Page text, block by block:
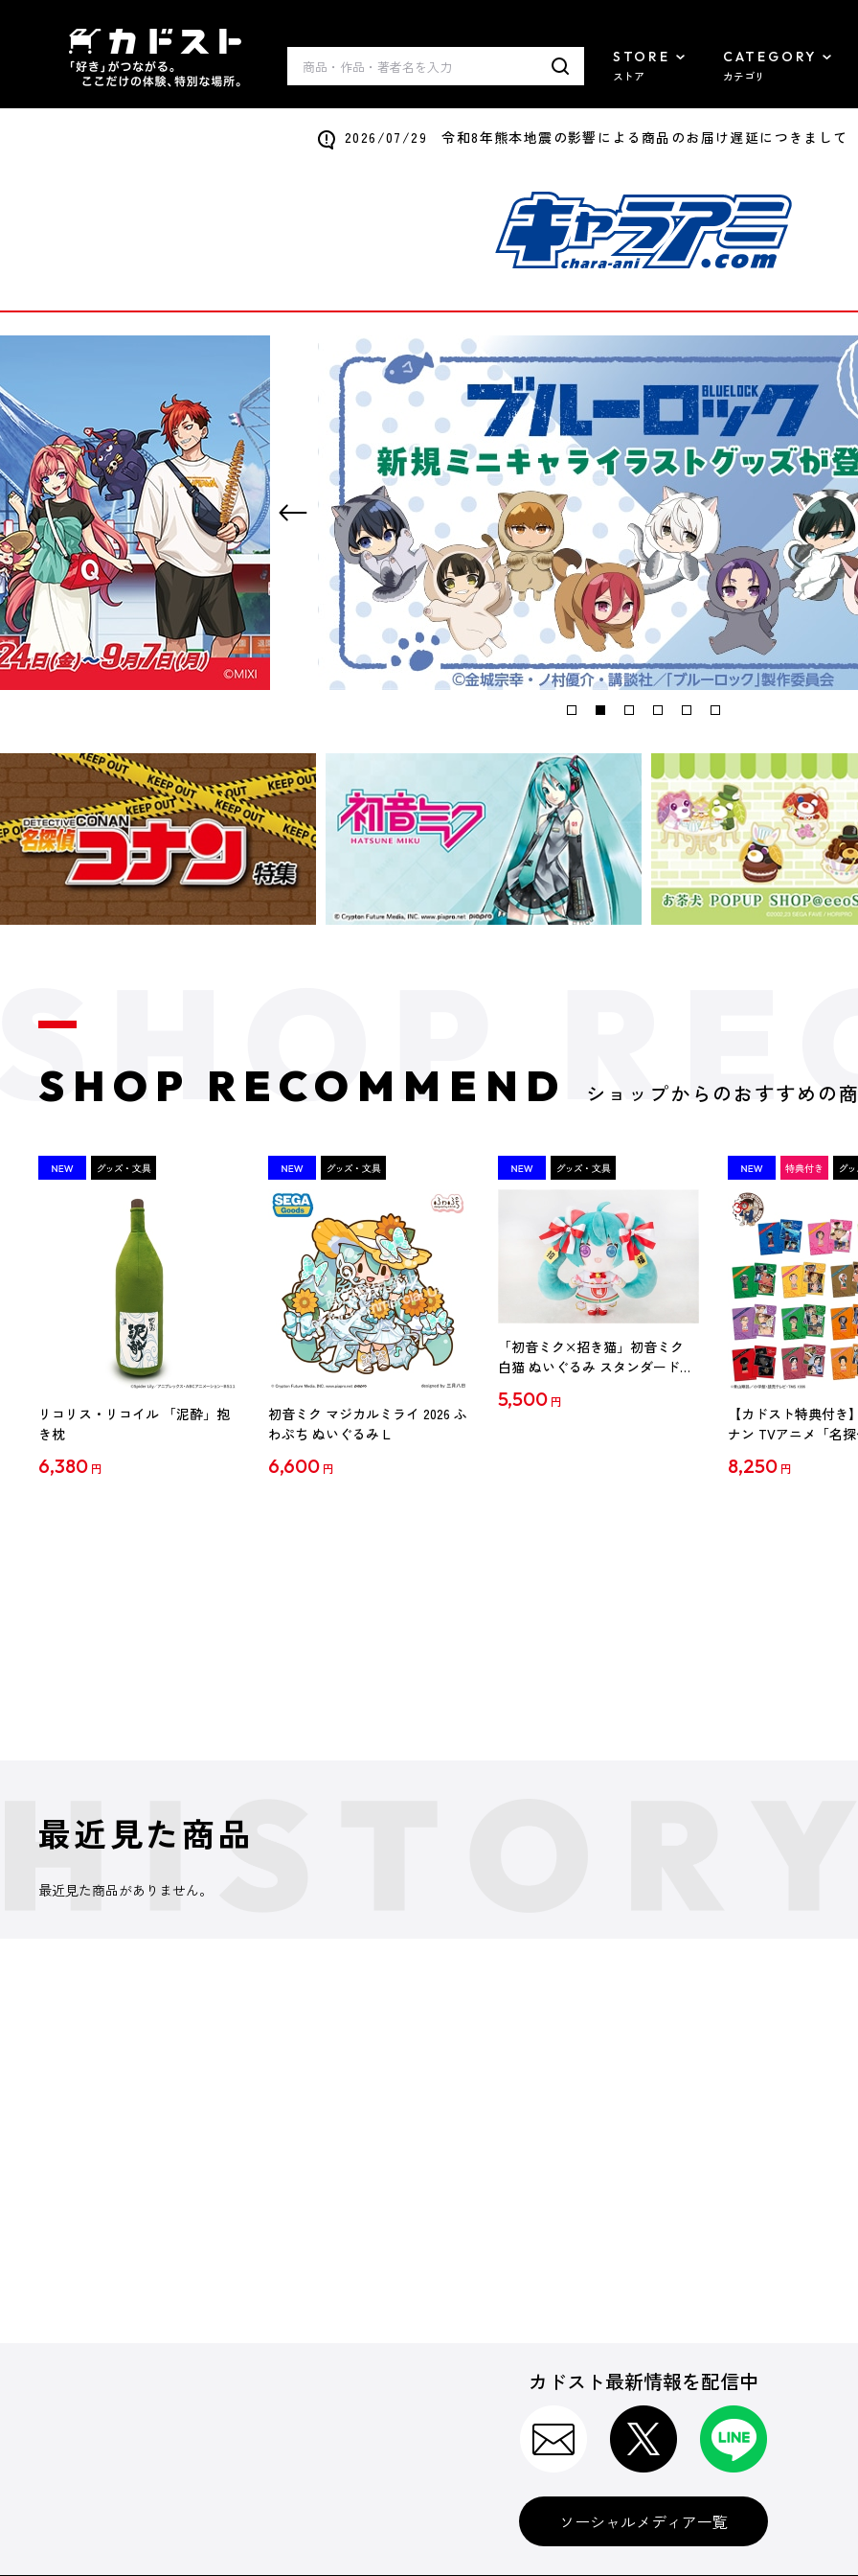
STORE
ストア
CATEGORY
カテゴリ
2026/07/29 令和8年熊本地震の影響による商品のお届け遅延につきまして
SHOP RECOMMEND ショップからのおすすめの
リコリス・リコイル 「泥酔」抱
き枕
6,380 円
初音ミク マジカルミライ 2026 ふ
わぷち ぬいぐるみ L
6,600 円
「初音ミク×招き猫」初音ミク
白猫 ぬいぐるみ スタンダード
5,500 円
【カドスト特典付き
ナン TVアニメ「名
【1BOX】
8,250 円
最近見た商品
最近見た商品がありません。
カドスト最新情報を配信中
ソーシャルメディア一覧